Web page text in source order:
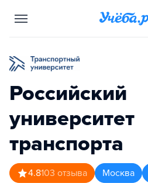
Российский
университет
транспорта
4.8103 отзыва Москва